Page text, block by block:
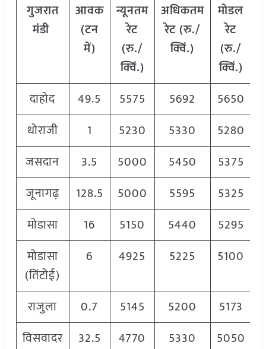
गुजरात
मंडी
आवक
(टन
में)
न्यूनतम
रेट
(रु./
क्विं.)
अधिकतम
रेट (रु./
क्विं.)
मोडल
रेट
(रु./
क्विं.)
दाहोद
49.5 5575 5692
5650
धोराजी
1 5230 5330
5280
जसदान
3.5 5000 5450
5375
जूनागढ़
128.5 5000 5595
5325
मोडासा
16 5150 5440
5295
मोडासा
(तिंटोई)
6 4925 5225 5100
राजुला 0.7 5145 5200
5173
विसवादर
32.5 4770 5330 5050